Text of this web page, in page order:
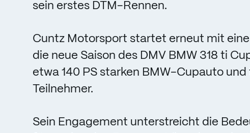
sein erstes DTM-Rennen.
Cuntz Motorsport startet erneut mit
die neue Saison des DMV BMW 318 ti
etwa 140 PS starken BMW-Cupauto
Teilnehmer.
Sein Engagement unterstreicht die